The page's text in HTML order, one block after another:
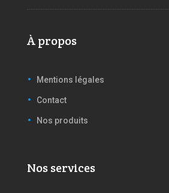
À propos
Mentions légales
Contact
Nos produits
Nos services